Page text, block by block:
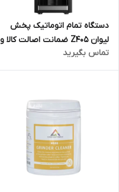
دستگاه تمام اتوماتیک پخش
لیوان Z405 ضمانت اصالت کالا و
مارکو تجارت
تماس بگیرید